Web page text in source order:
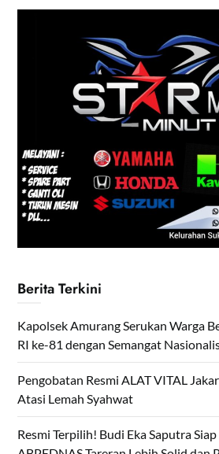
Berita Terkini
Kapolsek Amurang Serukan Warga
RI ke-81 dengan Semangat
Pengobatan Resmi ALAT VITAL
Atasi Lemah Syahwat
Resmi Terpilih! Budi Eka Saputra